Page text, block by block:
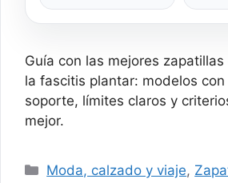
Guía con las mejores
la fascitis plantar: modelos
soporte, límites claros y
mejor.
Categorías
Moda, calzado y viaje,